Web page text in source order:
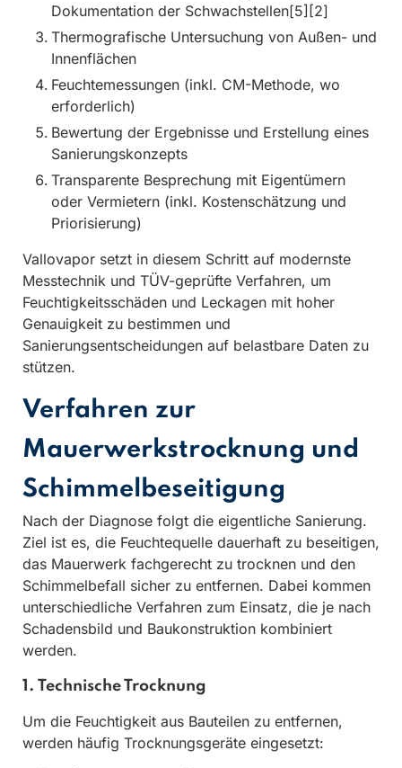
Dokumentation der Schwachstellen[5][2]
Thermografische Untersuchung von Außen- und
Innenflächen
Feuchtemessungen (inkl. CM-Methode, wo
erforderlich)
Bewertung der Ergebnisse und Erstellung eines
Sanierungskonzepts
Transparente Besprechung mit Eigentümern
oder Vermietern (inkl. Kostenschätzung und
Priorisierung)
Vallovapor setzt in diesem Schritt auf modernste
Messtechnik und TÜV-geprüfte Verfahren, um
Feuchtigkeitsschäden und Leckagen mit hoher
Genauigkeit zu bestimmen und
Sanierungsentscheidungen auf belastbare Daten zu
stützen.
Verfahren zur
Mauerwerkstrocknung und
Schimmelbeseitigung
Nach der Diagnose folgt die eigentliche Sanierung.
Ziel ist es, die Feuchtequelle dauerhaft zu beseitigen,
das Mauerwerk fachgerecht zu trocknen und den
Schimmelbefall sicher zu entfernen. Dabei kommen
unterschiedliche Verfahren zum Einsatz, die je nach
Schadensbild und Baukonstruktion kombiniert
werden.
1. Technische Trocknung
Um die Feuchtigkeit aus Bauteilen zu entfernen,
werden häufig Trocknungsgeräte eingesetzt: